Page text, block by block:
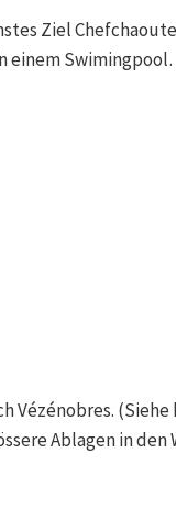
Ziel
Vézénobres.
Ablagen in den